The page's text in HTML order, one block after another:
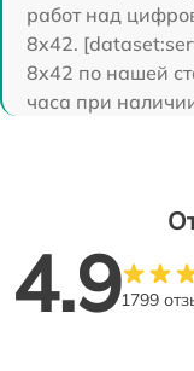
работ над
8x42.
8x42 по нашей
часа при
4.91799